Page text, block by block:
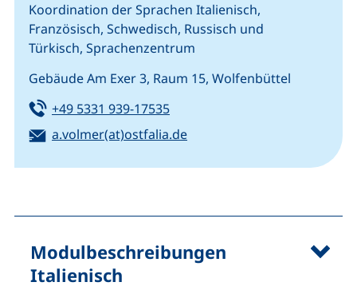
Koordination der Sprachen Italienisch,
Französisch, Schwedisch, Russisch und
Türkisch, Sprachenzentrum
Gebäude Am Exer 3, Raum 15, Wolfenbüttel
Tel:
+49 5331 939-17535(startet einen Telefonanruf,
E-Mail:
a.volmer(at)ostfalia.de
Modulbeschreibungen
Italienisch